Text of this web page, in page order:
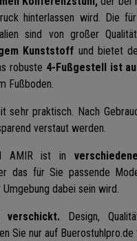
hinterlassen wird. Die
sind von großer
Kunststoff und bietet
robuste 4-Fußgestell ist
Fußboden.
sehr praktisch. Nach
verstaut werden.
AMIRist in
das für Sie passende
dabei sein wird.
Design,
Sie nur auf Buerostuhlpro.de